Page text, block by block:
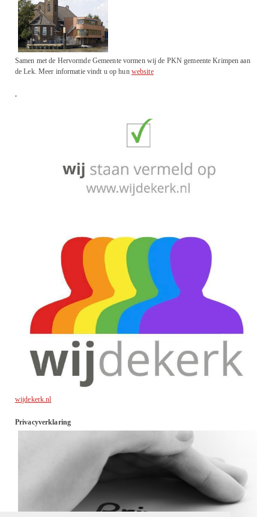
Samen met de Hervormde Gemeente vormen wij de PKN gemeente Krimpen aan
de Lek. Meer informatie vindt u op hun website
.
wijdekerk.nl
Privacyverklaring